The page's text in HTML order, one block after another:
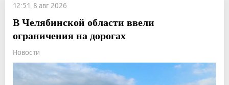
12:51, 8 авг 2026
В Челябинской области ввели
ограничения на дорогах
Новости